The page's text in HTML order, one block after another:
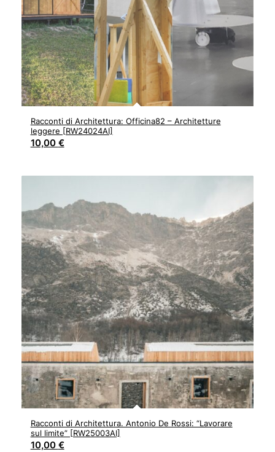
Racconti di Architettura: Officina82 – Architetture
leggere [RW24024AI]
10,00 €
Racconti di Architettura. Antonio De Rossi: “Lavorare
sul limite” [RW25003AI]
10,00 €